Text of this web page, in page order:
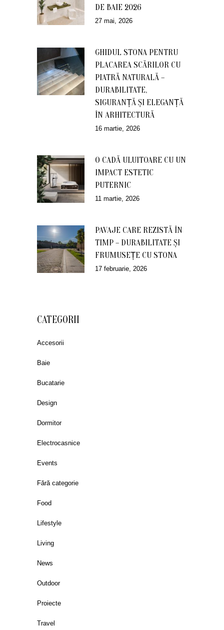
DE BAIE 2026
27 mai, 2026
GHIDUL STONA PENTRU
PLACAREA SCĂRILOR CU
PIATRĂ NATURALĂ –
DURABILITATE,
SIGURANȚĂ ȘI ELEGANȚĂ
ÎN ARHITECTURĂ
16 martie, 2026
O CADĂ ULUITOARE CU UN
IMPACT ESTETIC
PUTERNIC
11 martie, 2026
PAVAJE CARE REZISTĂ ÎN
TIMP – DURABILITATE ȘI
FRUMUSEȚE CU STONA
17 februarie, 2026
CATEGORII
Accesorii
Baie
Bucatarie
Design
Dormitor
Electrocasnice
Events
Fără categorie
Food
Lifestyle
Living
News
Outdoor
Proiecte
Travel